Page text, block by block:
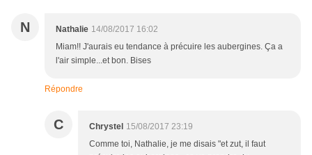
N Nathalie 14/08/2017 16:02
Miam!! J'aurais eu tendance à précuire les aubergines. Ça a
l'air simple...et bon. Bises
Répondre
C Chrystel 15/08/2017 23:19
Comme toi, Nathalie, je me disais "et zut, il faut